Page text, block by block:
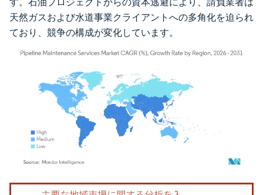
天然ガスおよび水道事業クライアントへの多角化を迫られ
ており、競争の構成が変化しています。
画像 © Mordor Intelligence。再利用にはCC BY 4.0の表示が必要です。